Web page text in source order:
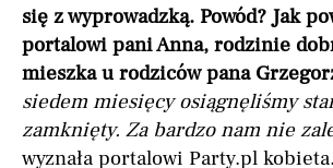
się z wyprowadzką. Powód? Jak
portalowi pani Anna, rodzinie
mieszka u rodziców pana
siedem miesięcy osiągnęliśmy
zamknięty. Za bardzo nam nie
wyznała portalowi Party.pl kobieta.